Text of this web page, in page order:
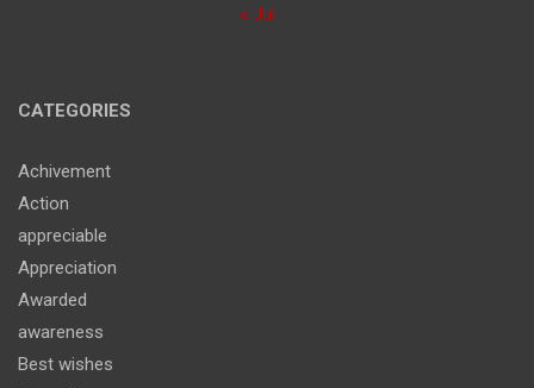
« Jul
CATEGORIES
Achivement
Action
appreciable
Appreciation
Awarded
awareness
Best wishes